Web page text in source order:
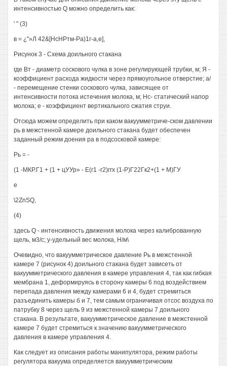
интенсивностью Q можно определить как:
' " (3)
в = ¿"»Л 42&[НсНРтм-Ра)1г-а,е],
Рисунок 3 - Схема доильного стакана
где Вт - диаметр соскового чулка в зоне регулирующей трубки, м; Я -
коэффициент расхода жидкости через прямоугольное отверстие; а/
- перемещение стенки соскового чулка, зависящее от
интенсивности потока истечения молока, м; Нс- статический напор
молока; е - коэффициент вертикального сжатия струи.
Отсюда можем определить при каком вакуумметриче-ском давлении
рь в межстенной камере доильного стакана будет обеспечен
заданный режим доения ра в подсосковой камере:
Рь = -
(1 -МКР.Г1 + (1 + цУУр» - Е(г1 -г2)ггх (1-Р)Г22Гк2+(1 + М)ГУ
е
\2ZnSQ,
(4)
здесь Q - интенсивность движения молока через калиброванную
щель, м3/с; у-удельный вес молока, Н/м\
Очевидно, что вакуумметрическое давление Рь в межстенной
камере 7 (рисунок 4) доильного стакана будет зависеть от
вакуумметрического давления в камере управления 4, так как гибкая
мембрана 1, деформируясь в сторону камеры 6 под воздействием
перепада давления между камерами 6 и 4, будет стремиться
разъединить камеры б и 7, тем самым ограничивая отсос воздуха по
патрубку 8 через щель 9 из межстенной камеры 7 доильного
стакана. В результате, вакуумметрическое давление в межстенной
камере 7 будет стремиться к значению вакуумметрического
давления в камере управления 4.
Как следует из описания работы манипулятора, режим работы
регулятора вакуума определяется вакуумметрическим